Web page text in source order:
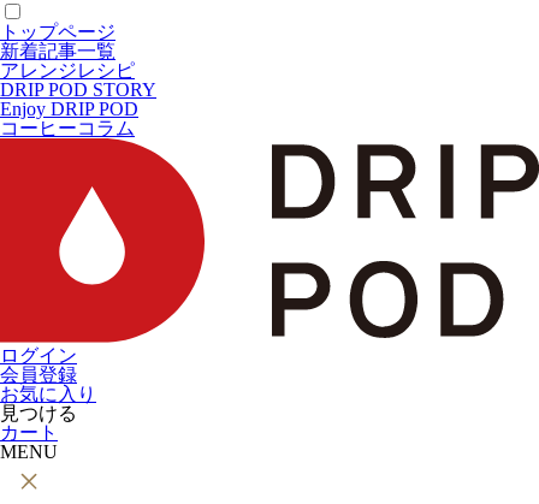
トップページ
新着記事一覧
アレンジレシピ
DRIP POD STORY
Enjoy DRIP POD
コーヒーコラム
ログイン
会員登録
お気に入り
見つける
カート
MENU